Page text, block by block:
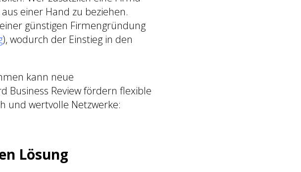
einer Hand zu beziehen.
günstigen Firmengründung
), wodurch der Einstieg in den
kann neue
Business Review fördern flexible
und wertvolle Netzwerke:
Lösung